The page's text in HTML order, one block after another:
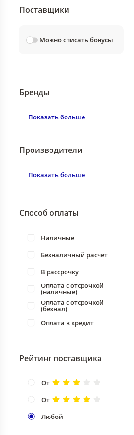
Поставщики
Можно списать бонусы
Бренды
Показать больше
Производители
Показать больше
Способ оплаты
Наличные
Безналичный расчет
В рассрочку
Оплата с отсрочкой
(наличные)
Оплата с отсрочкой
(безнал)
Оплата в кредит
Рейтинг поставщика
От
От
Любой